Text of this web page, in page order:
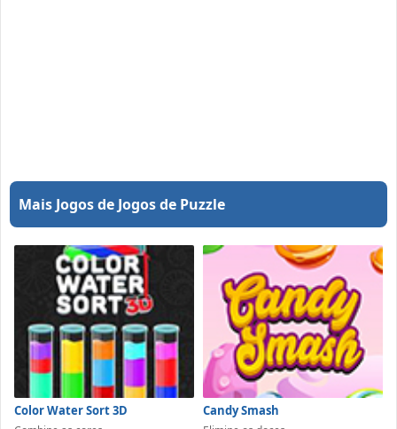
Mais Jogos de Jogos de Puzzle
Color Water Sort 3D Candy Smash